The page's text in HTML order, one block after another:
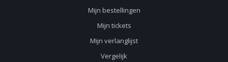
Mijn bestellingen
Mijn tickets
Mijn verlanglijst
Vergelijk